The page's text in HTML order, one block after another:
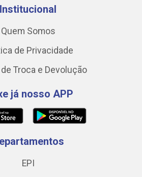
Institucional
Quem Somos
de Privacidade
Troca e Devolução
já nosso APP
EPI